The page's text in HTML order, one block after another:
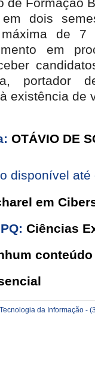
dois
de 7
em
portador
existência de
OTÁVIO DE
disponível até
em
Ciências
da Informação